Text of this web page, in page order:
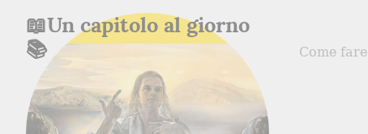
📖Un capitolo al giorno
📚
Come fare